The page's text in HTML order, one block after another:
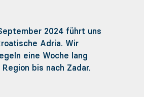
2024 führt uns
Adria. Wir
eine Woche lang
bis nach Zadar.